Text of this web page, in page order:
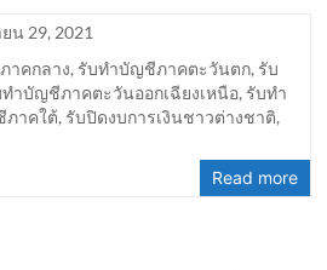
น 29, 2021
าคกลาง, รับทำบัญชีภาคตะวันตก, รับ
ทำบัญชีภาคตะวันออกเฉียงเหนือ, รับทำ
ภาคใต้, รับปิดงบการเงินชาวต่างชาติ,
Read more